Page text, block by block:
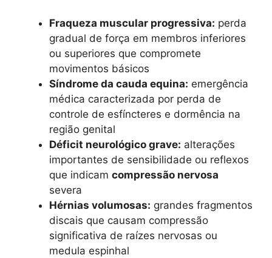
Fraqueza muscular progressiva: perda
gradual de força em membros inferiores
ou superiores que compromete
movimentos básicos
Síndrome da cauda equina: emergência
médica caracterizada por perda de
controle de esfíncteres e dormência na
região genital
Déficit neurológico grave: alterações
importantes de sensibilidade ou reflexos
que indicam compressão nervosa
severa
Hérnias volumosas: grandes fragmentos
discais que causam compressão
significativa de raízes nervosas ou
medula espinhal